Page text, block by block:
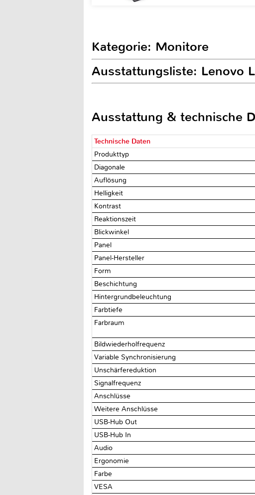
Kategorie: Monitore
Ausstattungsliste: Lenovo
Ausstattung & technische
Technische Daten
Produkttyp
Diagonale
Auflösung
Helligkeit
Kontrast
Reaktionszeit
Blickwinkel
Panel
Panel-Hersteller
Form
Beschichtung
Hintergrundbeleuchtung
Farbtiefe
Farbraum
Bildwiederholfrequenz
Variable Synchronisierung
Unschärfereduktion
Signalfrequenz
Anschlüsse
Weitere Anschlüsse
USB-Hub Out
USB-Hub In
Audio
Ergonomie
Farbe
VESA